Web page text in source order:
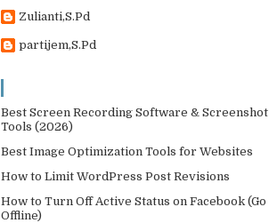
Zulianti,S.Pd
partijem,S.Pd
Best Screen Recording Software & Screenshot
Tools (2026)
Best Image Optimization Tools for Websites
How to Limit WordPress Post Revisions
How to Turn Off Active Status on Facebook (Go
Offline)